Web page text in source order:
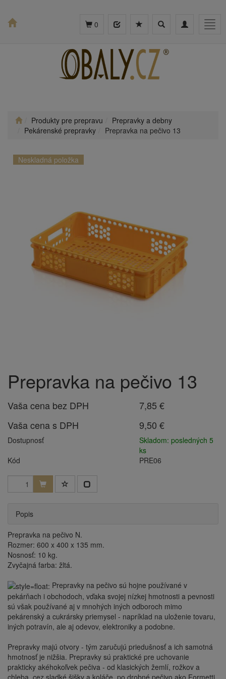
Toggle
Toggle
0
Produkty pre prepravu
Prepravky a debny
Pekárenské prepravky
Prepravka na pečivo 13
Neskladná položka
Prepravka na pečivo 13
Vaša cena bez DPH
7,85 €
Vaša cena s DPH
9,50 €
Dostupnosť
Skladom: posledných 5
ks
Kód
PRE06
Popis
Prepravka na pečivo N.
Rozmer: 600 x 400 x 135 mm.
Nosnosť: 10 kg.
Zvyčajná farba: žltá.
Prepravky na pečivo sú hojne používané v
pekárňach i obchodoch, vďaka svojej nízkej hmotnosti a pevnosti
sú však používané aj v mnohých iných odboroch mimo
pekárenský a cukrársky priemysel - napríklad na uloženie tovaru,
iných potravín, ale aj odevov, elektroniky a podobne.
Prepravky majú otvory - tým zaručujú priedušnosť a ich samotná
hmotnosť je nižšia. Prepravky sú praktické pre uchovanie
prakticky akéhokoľvek pečiva - od klasických žemlí, rožkov a